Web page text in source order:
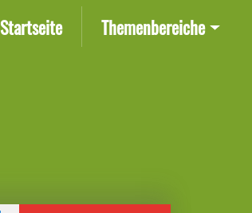
Startseite(current)Themenbereiche